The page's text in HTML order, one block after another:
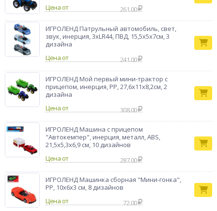
Цена от
261.00
ИГРОЛЕНД Патрульный автомобиль, свет,
звук, инерция, 3хLR44, ПВД, 15,5x5x7см, 3
дизайна
Цена от
241.00
ИГРОЛЕНД Мой первый мини-трактор с
прицепом, инерция, РР, 27,6х11х8,2см, 2
дизайна
Цена от
308.00
ИГРОЛЕНД Машина с прицепом
"Автокемпер", инерция, металл, ABS,
21,5х5,3х6,9 см, 10 дизайнов
Цена от
287.00
ИГРОЛЕНД Машинка сборная "Мини-гонка",
PP, 10х6х3 см, 8 дизайнов
Цена от
72.00